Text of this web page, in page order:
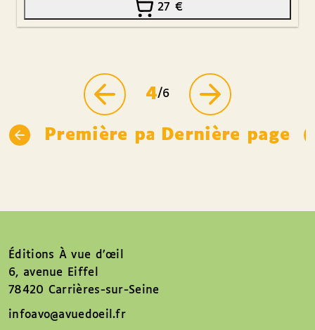
27 €
Première page
4/6
Dernière page
Éditions À vue d’œil
6, avenue Eiffel
78420 Carrières-sur-Seine
infoavo@avuedoeil.fr